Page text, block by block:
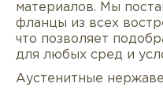
материалов. Мы
фланцы из всех
что позволяет
для любых сред и
Аустенитные